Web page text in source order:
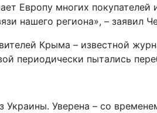
Европу многих
нашего региона», – заявил
Крыма – известной
периодически пытались
Уверена – со